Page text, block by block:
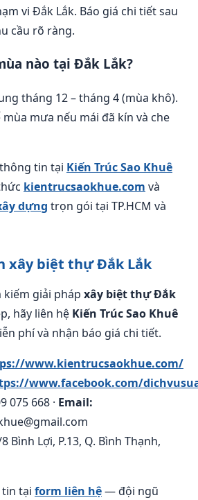
vi Đắk Lắk. Báo giá chi tiết sau
cầu rõ ràng.
nào tại Đắk Lắk?
tháng 12 – tháng 4 (mùa khô).
mưa nếu mái đã kín và che
tin tại Kiến Trúc Sao Khuê
kientrucsaokhue.com và
dựng trọn gói tại TP.HCM và
xây biệt thự Đắk Lắk
kiếm giải pháp xây biệt thự Đắk
hãy liên hệ Kiến Trúc Sao Khuê
phí và nhận báo giá chi tiết.
www.kientrucsaokhue.com/
www.facebook.com/
075 668 · Email:
Bình Lợi, P.13, Q. Bình Thạnh,
tại form liên hệ— đội ngũ